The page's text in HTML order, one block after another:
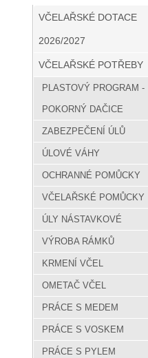
VČELAŘSKÉ DOTACE
2026/2027
VČELAŘSKÉ POTŘEBY
PLASTOVÝ PROGRAM -
POKORNÝ DAČICE
ZABEZPEČENÍ ÚLŮ
ÚLOVÉ VÁHY
OCHRANNÉ POMŮCKY
VČELAŘSKÉ POMŮCKY
ÚLY NÁSTAVKOVÉ
VÝROBA RÁMKŮ
KRMENÍ VČEL
OMETAČ VČEL
PRÁCE S MEDEM
PRÁCE S VOSKEM
PRÁCE S PYLEM